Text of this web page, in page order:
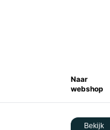
Naar
webshop
Bekijk